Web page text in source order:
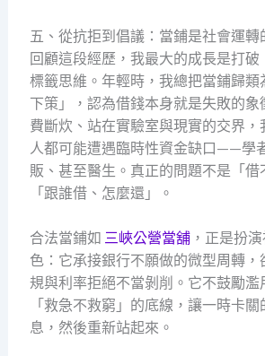
五、從抗拒到倡議：當鋪是社會運轉
回顧這段經歷，我最大的成長是打破
標籤思維。年輕時，我總把當鋪歸類
下策」，認為借錢本身就是失敗的象
費斷炊、站在實驗室與現實的交界，
人都可能遭遇臨時性資金缺口——學
販、甚至醫生。真正的問題不是「借
「跟誰借、怎麼還」。
合法當鋪如 三峽公營當舖，正是扮
色：它承接銀行不願做的微型周轉，
規與利率拒絕不當剝削。它不鼓勵濫
「救急不救窮」的底線，讓一時卡
息，然後重新站起來。